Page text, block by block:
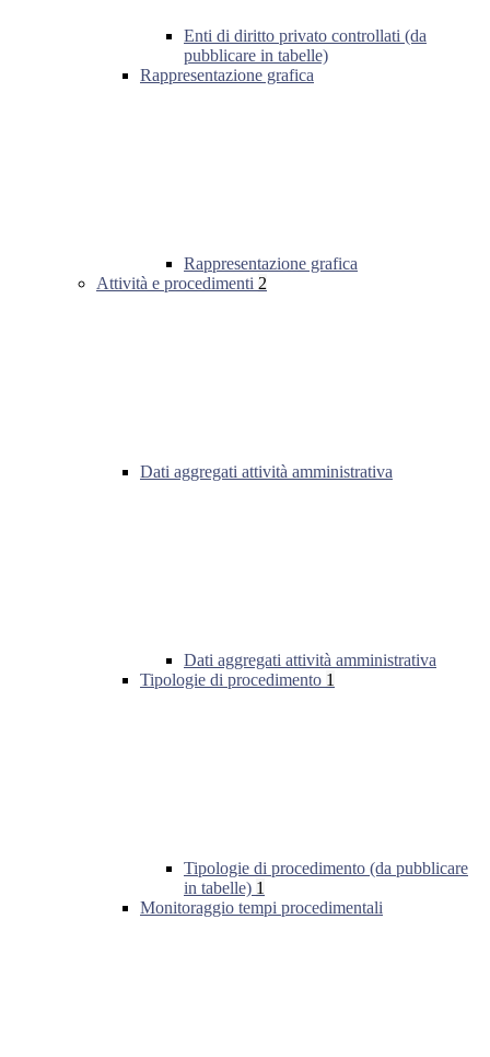
Enti di diritto privato controllati (da
pubblicare in tabelle)
Rappresentazione grafica
Rappresentazione grafica
Attività e procedimenti 2
Dati aggregati attività amministrativa
Dati aggregati attività amministrativa
Tipologie di procedimento 1
Tipologie di procedimento (da pubblicare
in tabelle) 1
Monitoraggio tempi procedimentali